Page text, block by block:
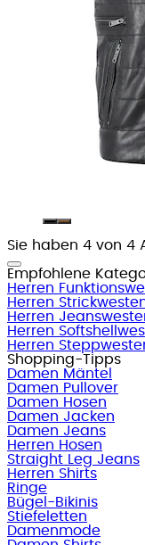
Sie haben 4 von 4
Empfohlene
Herren
Herren
Herren
Herren
Herren
Shopping-Tipps
Damen Mäntel
Damen Pullover
Damen Hosen
Damen Jacken
Damen Jeans
Herren Hosen
Straight Leg Jeans
Herren Shirts
Ringe
Bügel-Bikinis
Stiefeletten
Damenmode